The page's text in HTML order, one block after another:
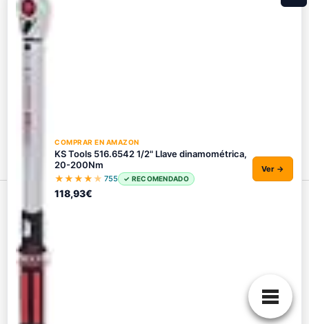
premium?
Política de privacidad
Expertos en llaves dinamométricas
Como afiliado de Amazon España
obtenemos una pequeña comisión por las compras que
realices, sin coste adicional para ti. Los precios y
COMPRAR EN AMAZON
KS Tools 516.6542 1/2" Llave dinamométrica,
20-200Nm
★★★★★ 755 ✓ RECOMENDADO
118,93€
Ver →